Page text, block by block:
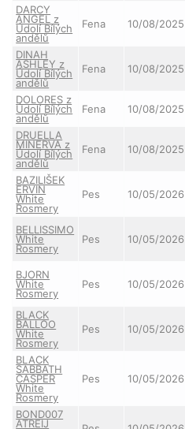
DARCY
ANGEL z
Údolí Bílých
andělů
Fena 10/08/2025
DINAH
ASHLEY z
Údolí Bílých
andělů
Fena 10/08/2025
DOLORES z
Údolí Bílých
andělů
Fena 10/08/2025
DRUELLA
MINERVA z
Údolí Bílých
andělů
Fena 10/08/2025
BAZILIŠEK
ERVIN
White
Rosmery
Pes 10/05/2026
BELLISSIMO
White
Rosmery
Pes 10/05/2026
BJORN
White
Rosmery
Pes 10/05/2026
BLACK
BALLOO
White
Rosmery
Pes 10/05/2026
BLACK
SABBATH
CASPER
White
Rosmery
Pes 10/05/2026
BOND007
ATREIJ